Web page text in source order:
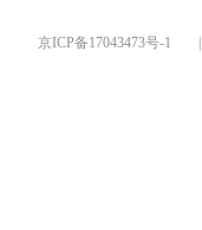
京ICP备17043473号-1